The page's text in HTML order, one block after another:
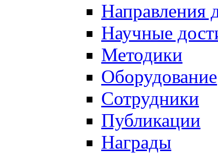
Направления
Научные
Методики
Оборудование
Сотрудники
Публикации
Награды